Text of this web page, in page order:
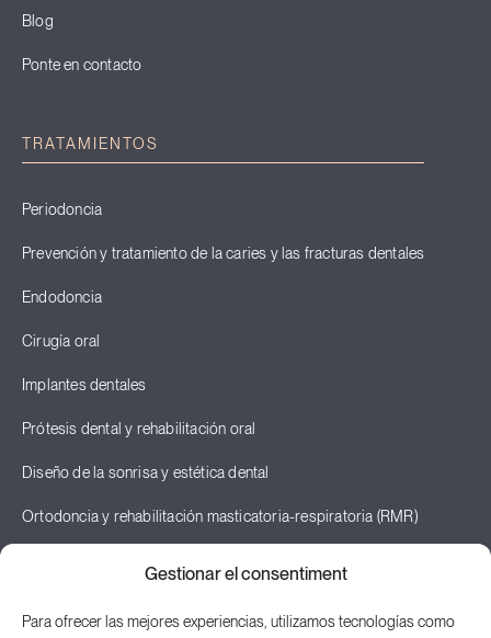
Gestionar el consentiment
Para ofrecer las mejores experiencias, utilizamos tecnologías como
Blog
Ponte en contacto
TRATAMIENTOS
Periodoncia
Prevención y tratamiento de la caries y las fracturas dentales
Endodoncia
Cirugía oral
Implantes dentales
Prótesis dental y rehabilitación oral
Diseño de la sonrisa y estética dental
Ortodoncia y rehabilitación masticatoria-respiratoria (RMR)